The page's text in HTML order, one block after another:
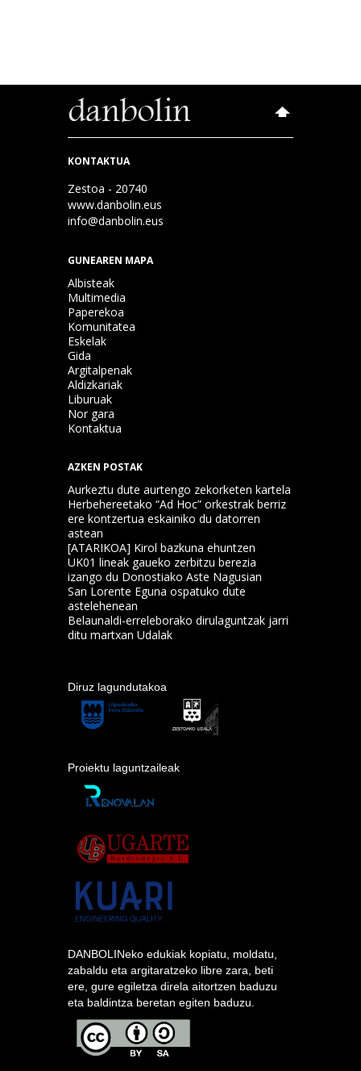
KONTAKTUA
Zestoa - 20740
www.danbolin.eus
info@danbolin.eus
GUNEAREN MAPA
Albisteak
Multimedia
Paperekoa
Komunitatea
Eskelak
Gida
Argitalpenak
Aldizkariak
Liburuak
Nor gara
Kontaktua
AZKEN POSTAK
Aurkeztu dute aurtengo zekorketen kartela
Herbehereetako “Ad Hoc” orkestrak berriz
ere kontzertua eskainiko du datorren
astean
[ATARIKOA] Kirol bazkuna ehuntzen
UK01 lineak gaueko zerbitzu berezia
izango du Donostiako Aste Nagusian
San Lorente Eguna ospatuko dute
astelehenean
Belaunaldi-erreleborako dirulaguntzak jarri
ditu martxan Udalak
Diruz lagundutakoa
Proiektu laguntzaileak
DANBOLINeko edukiak kopiatu, moldatu,
zabaldu eta argitaratzeko libre zara, beti
ere, gure egiletza direla aitortzen baduzu
eta baldintza beretan egiten baduzu.